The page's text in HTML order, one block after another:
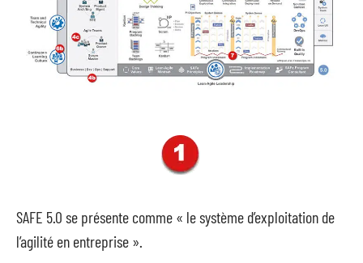
SAFE 5.0 se présente comme « le système d’exploitation de
l’agilité en entreprise ».